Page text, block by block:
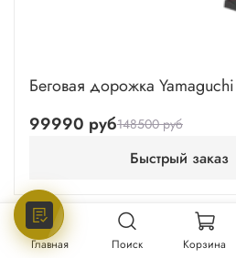
Беговая дорожка
99990 руб148500 руб
Быстрый заказ
-18%
Главная Поиск Корзина